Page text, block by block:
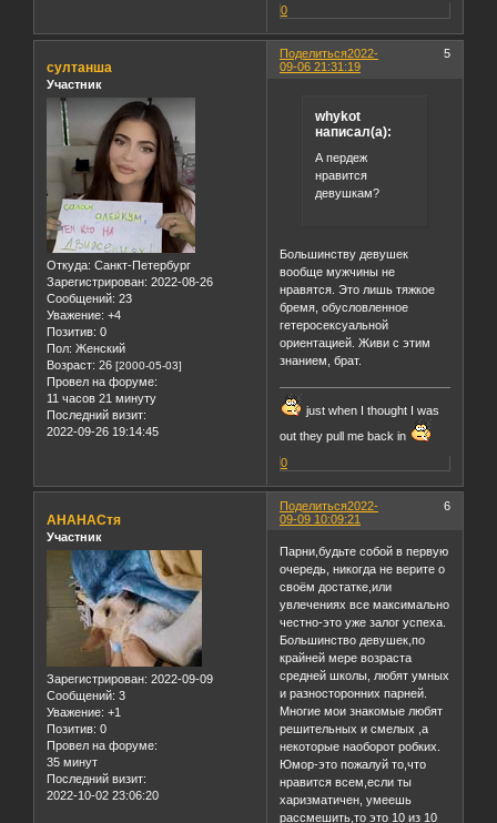
0
Поделиться 5
2022-
09-06 21:31:19
султанша
Участник
Откуда: Санкт-Петербург
Зарегистрирован: 2022-08-26
Сообщений: 23
Уважение: +4
Позитив: 0
Пол: Женский
Возраст: 26 [2000-05-03]
Провел на форуме:
11 часов 21 минуту
Последний визит:
2022-09-26 19:14:45
whykot
написал(а):
А пердеж
нравится
девушкам?
Большинству девушек
вообще мужчины не
нравятся. Это лишь тяжкое
бремя, обусловленное
гетеросексуальной
ориентацией. Живи с этим
знанием, брат.
just when I thought I was
out they pull me back in
0
Поделиться 6
2022-
09-09 10:09:21
АНАНАСтя
Участник
Зарегистрирован: 2022-09-09
Сообщений: 3
Уважение: +1
Позитив: 0
Провел на форуме:
35 минут
Последний визит:
2022-10-02 23:06:20
Парни,будьте собой в первую
очередь, никогда не верите о
своём достатке,или
увлечениях все максимально
честно-это уже залог успеха.
Большинство девушек,по
крайней мере возраста
средней школы, любят умных
и разносторонних парней.
Многие мои знакомые любят
решительных и смелых ,а
некоторые наоборот робких.
Юмор-это пожалуй то,что
нравится всем,если ты
харизматичен, умеешь
рассмешить,то это 10 из 10